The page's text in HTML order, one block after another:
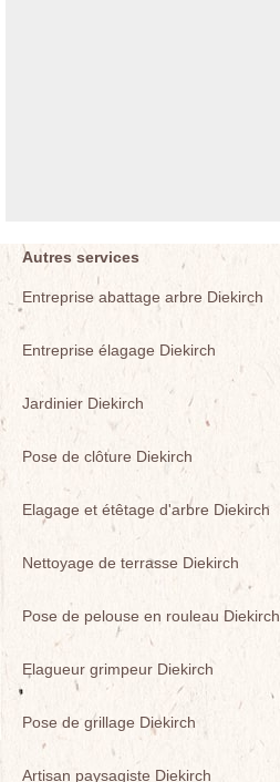
Autres services
Entreprise abattage arbre Diekirch
Entreprise élagage Diekirch
Jardinier Diekirch
Pose de clôture Diekirch
Elagage et étêtage d'arbre Diekirch
Nettoyage de terrasse Diekirch
Pose de pelouse en rouleau Diekirch
Elagueur grimpeur Diekirch
Pose de grillage Diekirch
Artisan paysagiste Diekirch